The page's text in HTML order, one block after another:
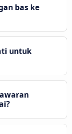
bas ke
untuk